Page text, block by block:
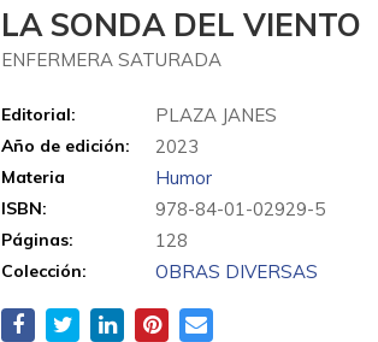
LA SONDA DEL VIENTO
ENFERMERA SATURADA
Editorial: PLAZA JANES
Año de edición: 2023
Materia Humor
ISBN: 978-84-01-02929-5
Páginas: 128
Colección: OBRAS DIVERSAS